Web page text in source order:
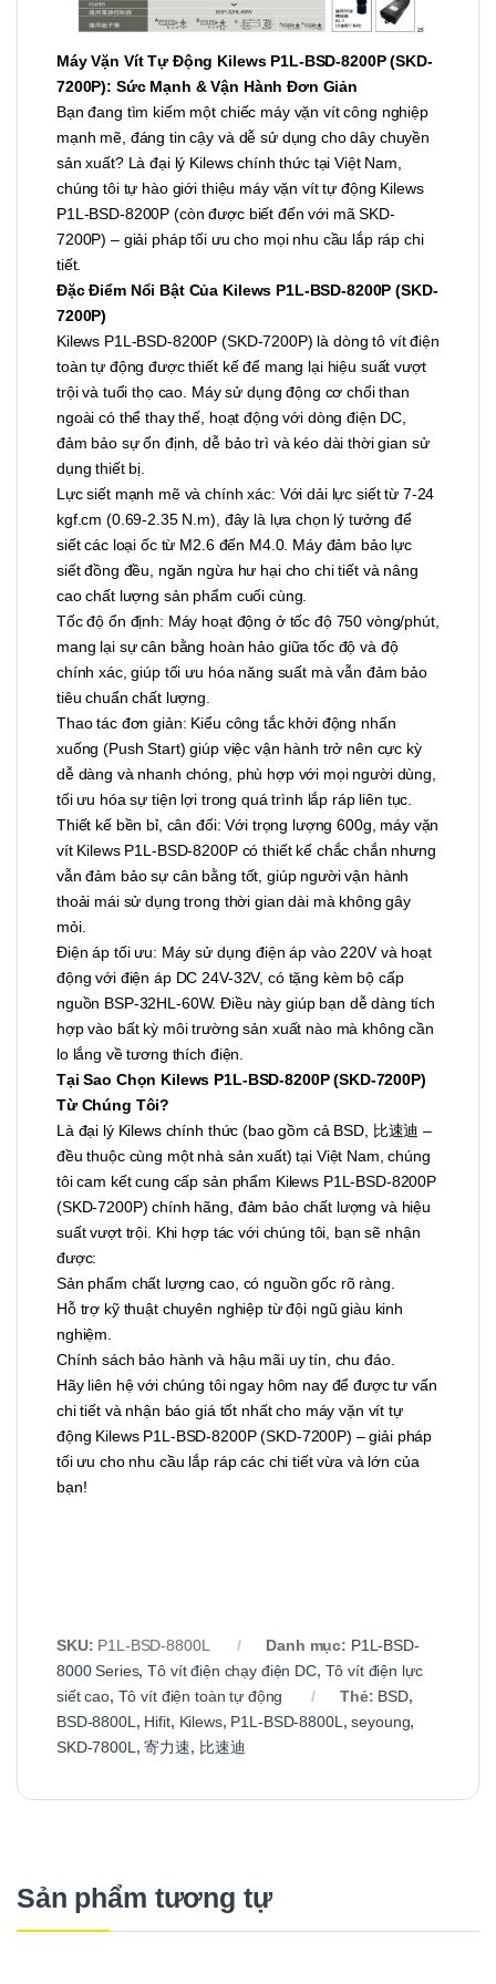
Máy Vặn Vít Tự Động Kilews P1L-BSD-8200P (SKD-
7200P): Sức Mạnh & Vận Hành Đơn Giản
Bạn đang tìm kiếm một chiếc máy vặn vít công nghiệp
mạnh mẽ, đáng tin cậy và dễ sử dụng cho dây chuyền
sản xuất? Là đại lý Kilews chính thức tại Việt Nam,
chúng tôi tự hào giới thiệu máy vặn vít tự động Kilews
P1L-BSD-8200P (còn được biết đến với mã SKD-
7200P) – giải pháp tối ưu cho mọi nhu cầu lắp ráp chi
tiết.
Đặc Điểm Nổi Bật Của Kilews P1L-BSD-8200P (SKD-
7200P)
Kilews P1L-BSD-8200P (SKD-7200P) là dòng tô vít điện
toàn tự động được thiết kế để mang lại hiệu suất vượt
trội và tuổi thọ cao. Máy sử dụng động cơ chổi than
ngoài có thể thay thế, hoạt động với dòng điện DC,
đảm bảo sự ổn định, dễ bảo trì và kéo dài thời gian sử
dụng thiết bị.
Lực siết mạnh mẽ và chính xác: Với dải lực siết từ 7-24
kgf.cm (0.69-2.35 N.m), đây là lựa chọn lý tưởng để
siết các loại ốc từ M2.6 đến M4.0. Máy đảm bảo lực
siết đồng đều, ngăn ngừa hư hại cho chi tiết và nâng
cao chất lượng sản phẩm cuối cùng.
Tốc độ ổn định: Máy hoạt động ở tốc độ 750 vòng/phút,
mang lại sự cân bằng hoàn hảo giữa tốc độ và độ
chính xác, giúp tối ưu hóa năng suất mà vẫn đảm bảo
tiêu chuẩn chất lượng.
Thao tác đơn giản: Kiểu công tắc khởi động nhấn
xuống (Push Start) giúp việc vận hành trở nên cực kỳ
dễ dàng và nhanh chóng, phù hợp với mọi người dùng,
tối ưu hóa sự tiện lợi trong quá trình lắp ráp liên tục.
Thiết kế bền bỉ, cân đối: Với trọng lượng 600g, máy vặn
vít Kilews P1L-BSD-8200P có thiết kế chắc chắn nhưng
vẫn đảm bảo sự cân bằng tốt, giúp người vận hành
thoải mái sử dụng trong thời gian dài mà không gây
mỏi.
Điện áp tối ưu: Máy sử dụng điện áp vào 220V và hoạt
động với điện áp DC 24V-32V, có tặng kèm bộ cấp
nguồn BSP-32HL-60W. Điều này giúp bạn dễ dàng tích
hợp vào bất kỳ môi trường sản xuất nào mà không cần
lo lắng về tương thích điện.
Tại Sao Chọn Kilews P1L-BSD-8200P (SKD-7200P)
Từ Chúng Tôi?
Là đại lý Kilews chính thức (bao gồm cả BSD, 比速迪 –
đều thuộc cùng một nhà sản xuất) tại Việt Nam, chúng
tôi cam kết cung cấp sản phẩm Kilews P1L-BSD-8200P
(SKD-7200P) chính hãng, đảm bảo chất lượng và hiệu
suất vượt trội. Khi hợp tác với chúng tôi, bạn sẽ nhận
được:
Sản phẩm chất lượng cao, có nguồn gốc rõ ràng.
Hỗ trợ kỹ thuật chuyên nghiệp từ đội ngũ giàu kinh
nghiệm.
Chính sách bảo hành và hậu mãi uy tín, chu đáo.
Hãy liên hệ với chúng tôi ngay hôm nay để được tư vấn
chi tiết và nhận báo giá tốt nhất cho máy vặn vít tự
động Kilews P1L-BSD-8200P (SKD-7200P) – giải pháp
tối ưu cho nhu cầu lắp ráp các chi tiết vừa và lớn của
bạn!
SKU: P1L-BSD-8800L Danh mục: P1L-BSD-
8000 Series,Tô vít điện chạy điện DC, Tô vít điện lực
siết cao, Tô vít điện toàn tự động Thẻ: BSD,
BSD-8800L , Hifit, Kilews, P1L-BSD-8800L ,seyoung,
SKD-7800L ,寄力速, 比速迪
Sản phẩm tương tự